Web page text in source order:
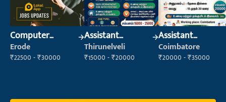
Computer
Operator
Erode
₹22500 - ₹30000
Assistant
Manager
Thirunelveli
₹15000 - ₹20000
Assistant
Manager
Coimbatore
₹20000 - ₹35000